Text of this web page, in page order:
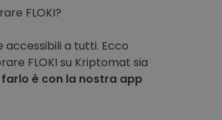
FLOKI?
a tutti. Ecco
FLOKI su Kriptomat sia
è con la nostra app